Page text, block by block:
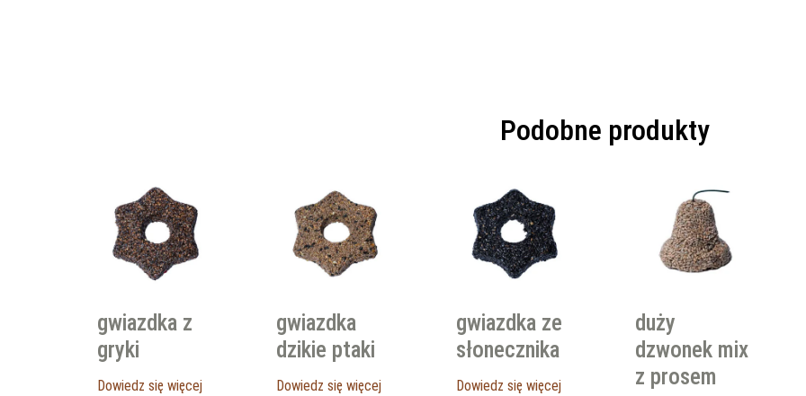
Podobne produkty
gwiazdka z
gryki
Dowiedz się więcej
gwiazdka
dzikie ptaki
Dowiedz się więcej
gwiazdka ze
słonecznika
Dowiedz się więcej
duży
dzwonek mix
z prosem